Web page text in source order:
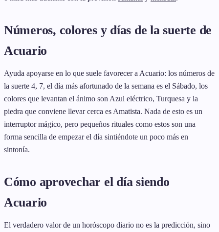
Números, colores y días de la suerte de
Acuario
Ayuda apoyarse en lo que suele favorecer a Acuario: los números de
la suerte 4, 7, el día más afortunado de la semana es el Sábado, los
colores que levantan el ánimo son Azul eléctrico, Turquesa y la
piedra que conviene llevar cerca es Amatista. Nada de esto es un
interruptor mágico, pero pequeños rituales como estos son una
forma sencilla de empezar el día sintiéndote un poco más en
sintonía.
Cómo aprovechar el día siendo
Acuario
El verdadero valor de un horóscopo diario no es la predicción, sino